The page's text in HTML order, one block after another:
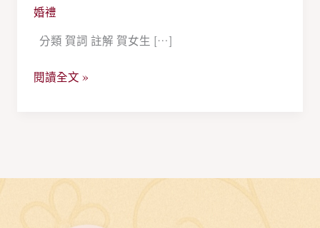
婚禮
分類 賀詞 註解 賀女生 […]
得
美
的
閱讀全文 »